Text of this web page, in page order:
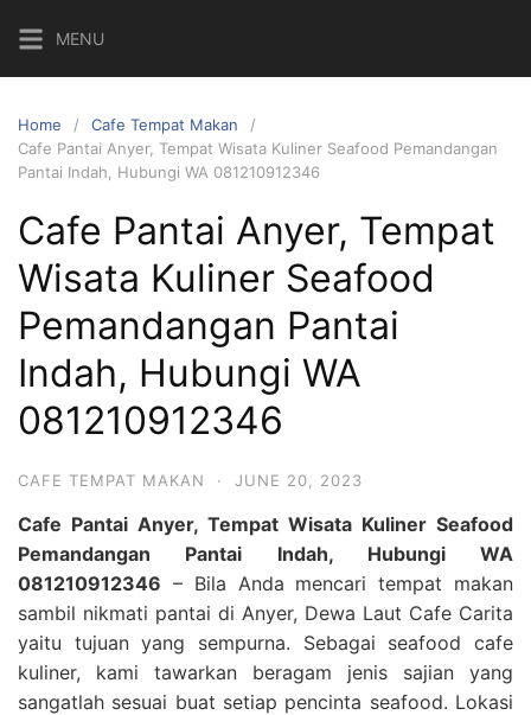
content
MENU
Home
Cafe Tempat Makan
Cafe Pantai Anyer, Tempat Wisata Kuliner Seafood Pemandangan
Pantai Indah, Hubungi WA 081210912346
Cafe Pantai Anyer, Tempat
Wisata Kuliner Seafood
Pemandangan Pantai
Indah, Hubungi WA
081210912346
CAFE TEMPAT MAKAN · JUNE 20, 2023
Cafe Pantai Anyer, Tempat Wisata Kuliner Seafood
Pemandangan Pantai Indah, Hubungi WA
081210912346 – Bila Anda mencari tempat makan
sambil nikmati pantai di Anyer, Dewa Laut Cafe Carita
yaitu tujuan yang sempurna. Sebagai seafood cafe
kuliner, kami tawarkan beragam jenis sajian yang
sangatlah sesuai buat setiap pencinta seafood. Lokasi